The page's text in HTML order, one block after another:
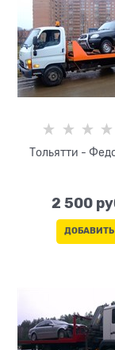
Тольятти -
2 500
ДОБАВИТЬ